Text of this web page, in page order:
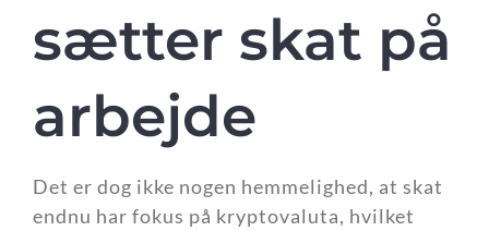
sætter skat på
arbejde
Det er dog ikke nogen hemmelighed, at skat
endnu har fokus på kryptovaluta, hvilket